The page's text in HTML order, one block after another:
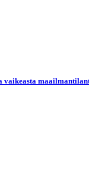
vaikeasta